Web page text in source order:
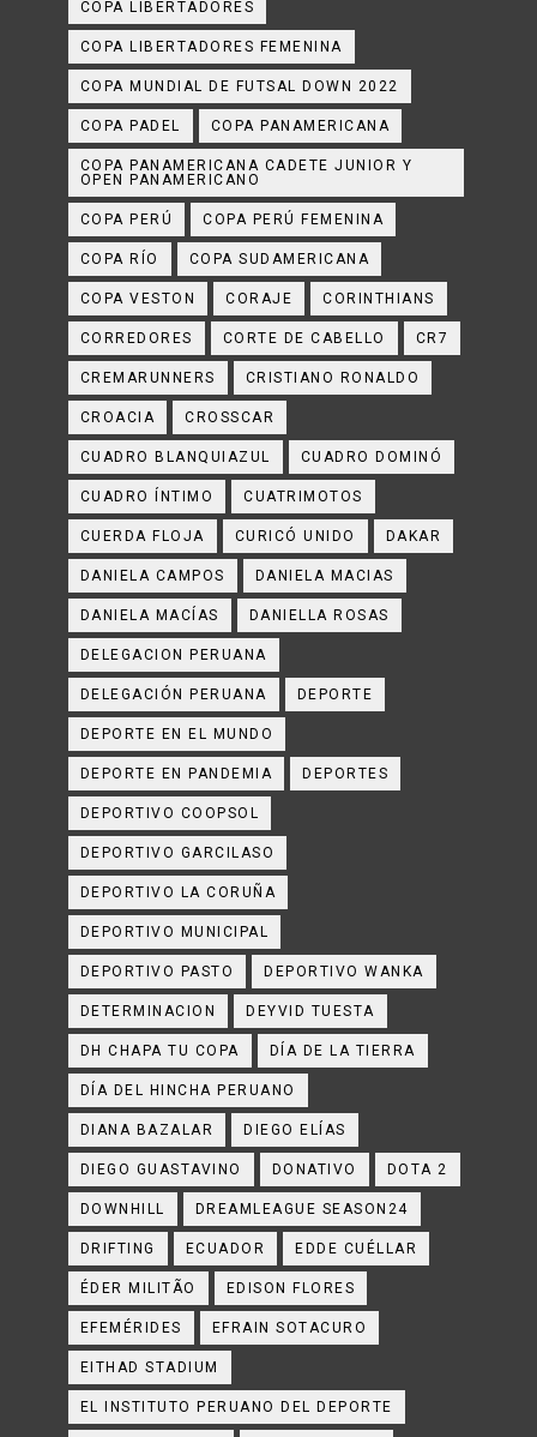
COPA LIBERTADORES
COPA LIBERTADORES FEMENINA
COPA MUNDIAL DE FUTSAL DOWN 2022
COPA PADEL COPA PANAMERICANA
COPA PANAMERICANA CADETE JUNIOR Y
OPEN PANAMERICANO
COPA PERÚ COPA PERÚ FEMENINA
COPA RÍO COPA SUDAMERICANA
COPA VESTON CORAJE CORINTHIANS
CORREDORES CORTE DE CABELLO CR7
CREMARUNNERS CRISTIANO RONALDO
CROACIA CROSSCAR
CUADRO BLANQUIAZUL CUADRO DOMINÓ
CUADRO ÍNTIMO CUATRIMOTOS
CUERDA FLOJA CURICÓ UNIDO DAKAR
DANIELA CAMPOS DANIELA MACIAS
DANIELA MACÍAS DANIELLA ROSAS
DELEGACION PERUANA
DELEGACIÓN PERUANA DEPORTE
DEPORTE EN EL MUNDO
DEPORTE EN PANDEMIA DEPORTES
DEPORTIVO COOPSOL
DEPORTIVO GARCILASO
DEPORTIVO LA CORUÑA
DEPORTIVO MUNICIPAL
DEPORTIVO PASTO DEPORTIVO WANKA
DETERMINACION DEYVID TUESTA
DH CHAPA TU COPA DÍA DE LA TIERRA
DÍA DEL HINCHA PERUANO
DIANA BAZALAR DIEGO ELÍAS
DIEGO GUASTAVINO DONATIVO DOTA 2
DOWNHILL DREAMLEAGUE SEASON24
DRIFTING ECUADOR EDDE CUÉLLAR
ÉDER MILITÃO EDISON FLORES
EFEMÉRIDES EFRAIN SOTACURO
EITHAD STADIUM
EL INSTITUTO PERUANO DEL DEPORTE